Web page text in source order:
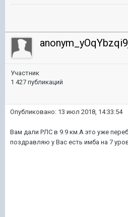
Участник
1 427 публикаций
Опубликовано: 13 июл 2018, 14:33:54
Вам дали РЛС в 9.9 км.А это уже
поздравляю у Вас есть имба на 7